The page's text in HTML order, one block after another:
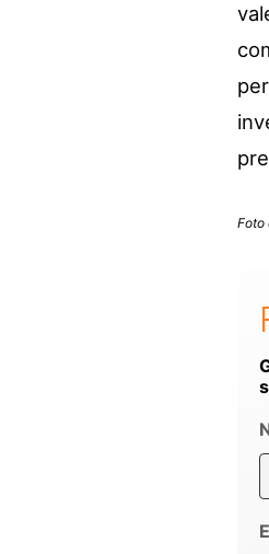
Foto